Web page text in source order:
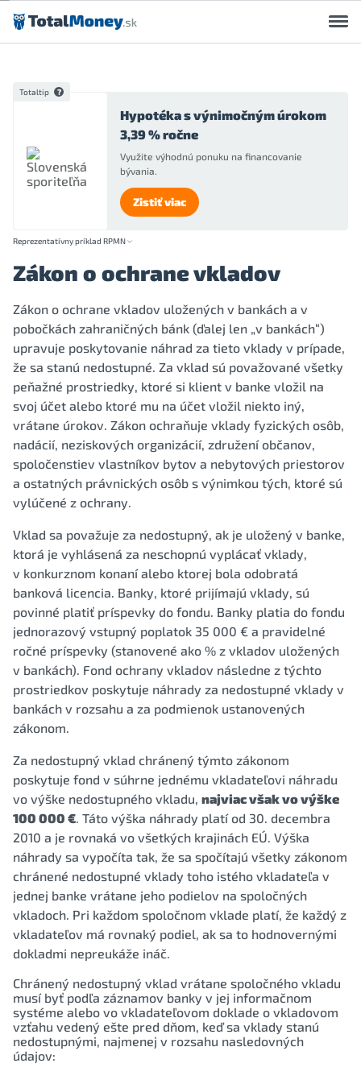
Preskočiť na obsah
Totaltip
Hypotéka s výnimočným úrokom
3,39 % ročne
Využite výhodnú ponuku na financovanie
bývania.
Zistiť viac
Reprezentatívny príklad RPMN
Zákon o ochrane vkladov
Zákon o ochrane vkladov uložených v bankách a v
pobočkách zahraničných bánk (ďalej len „v bankách“)
upravuje poskytovanie náhrad za tieto vklady v prípade,
že sa stanú nedostupné. Za vklad sú považované všetky
peňažné prostriedky, ktoré si klient v banke vložil na
svoj účet alebo ktoré mu na účet vložil niekto iný,
vrátane úrokov. Zákon ochraňuje vklady fyzických osôb,
nadácií, neziskových organizácií, združení občanov,
spoločenstiev vlastníkov bytov a nebytových priestorov
a ostatných právnických osôb s výnimkou tých, ktoré sú
vylúčené z ochrany.
Vklad sa považuje za nedostupný, ak je uložený v banke,
ktorá je vyhlásená za neschopnú vyplácať vklady,
v konkurznom konaní alebo ktorej bola odobratá
banková licencia. Banky, ktoré prijímajú vklady, sú
povinné platiť príspevky do fondu. Banky platia do fondu
jednorazový vstupný poplatok 35 000 € a pravidelné
ročné príspevky (stanovené ako % z vkladov uložených
v bankách). Fond ochrany vkladov následne z týchto
prostriedkov poskytuje náhrady za nedostupné vklady v
bankách v rozsahu a za podmienok ustanovených
zákonom.
Za nedostupný vklad chránený týmto zákonom
poskytuje fond v súhrne jednému vkladateľovi náhradu
vo výške nedostupného vkladu, najviac však vo výške
100 000 €. Táto výška náhrady platí od 30. decembra
2010 a je rovnaká vo všetkých krajinách EÚ. Výška
náhrady sa vypočíta tak, že sa spočítajú všetky zákonom
chránené nedostupné vklady toho istého vkladateľa v
jednej banke vrátane jeho podielov na spoločných
vkladoch. Pri každom spoločnom vklade platí, že každý z
vkladateľov má rovnaký podiel, ak sa to hodnovernými
dokladmi nepreukáže ináč.
Chránený nedostupný vklad vrátane spoločného vkladu
musí byť podľa záznamov banky v jej informačnom
systéme alebo vo vkladateľovom doklade o vkladovom
vzťahu vedený ešte pred dňom, keď sa vklady stanú
nedostupnými, najmenej v rozsahu nasledovných
údajov: